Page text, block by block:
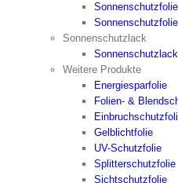
Sonnenschutzlack
Weitere Produkte
Energiesparfolie
Folien- &
Gelblichtfolie
UV-Schutzfolie
Splitterschutzfolie
Sichtschutzfolie